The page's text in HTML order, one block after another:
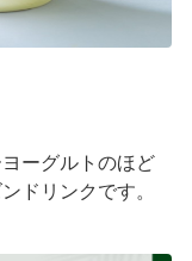
ーグルトのほど
ドリンクです。